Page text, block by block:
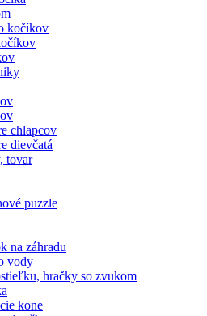
kočíkov
chlapcov
dievčatá
tovar
puzzle
na záhradu
vody
hračky so zvukom
kone